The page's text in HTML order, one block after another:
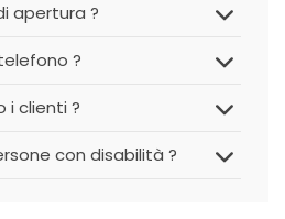
apertura ?
?
i clienti ?
con disabilità ?